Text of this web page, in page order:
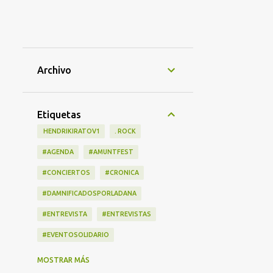
Archivo
Etiquetas
‎ HENDRIKIRATOV1 . ROCK
#AGENDA #AMUNTFEST
#CONCIERTOS #CRONICA
#DAMNIFICADOSPORLADANA
#ENTREVISTA #ENTREVISTAS
#EVENTOSOLIDARIO
#LANZAMIENTOS
MOSTRAR MÁS